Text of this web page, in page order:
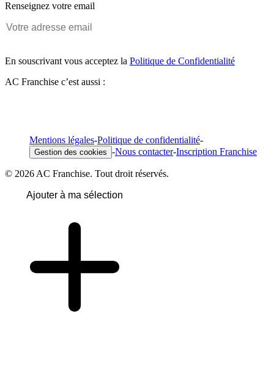
Renseignez votre email
En souscrivant vous acceptez la Politique de Confidentialité
AC Franchise c’est aussi :
Mentions légales-Politique de confidentialité-
Gestion des cookies -Nous contacter-Inscription Franchise
© 2026 AC Franchise. Tout droit réservés.
Ajouter à ma sélection